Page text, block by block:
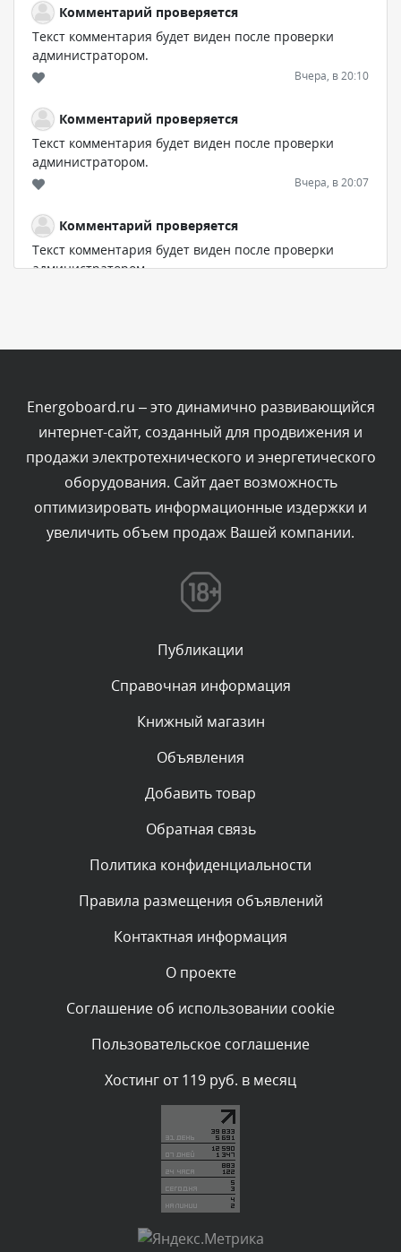
Комментарий проверяется
Текст комментария будет виден после проверки
администратором.
Вчера, в 20:10
Комментарий проверяется
Текст комментария будет виден после проверки
администратором.
Вчера, в 20:07
Комментарий проверяется
Текст комментария будет виден после проверки
администратором.
Комментарий проверяется
Текст комментария будет виден после проверки
администратором.
Вчера, в 12:52
Комментарий проверяется
Текст комментария будет виден после проверки
Комментарий проверяется
Текст комментария будет виден после проверки
администратором.
Комментарий проверяется
администратором.
Комментарий проверяется
администратором.
Комментарий проверяется
администратором.
Комментарий проверяется
Текст комментария будет виден после проверки
Комментарий проверяется
Текст комментария будет виден после проверки
администратором.
Energoboard.ru – это динамично развивающийся
интернет-сайт, созданный для продвижения и
продажи электротехнического и энергетического
оборудования. Сайт дает возможность
оптимизировать информационные издержки и
увеличить объем продаж Вашей компании.
Публикации
Справочная информация
Книжный магазин
Объявления
Добавить товар
Обратная связь
Политика конфиденциальности
Правила размещения объявлений
Контактная информация
О проекте
Соглашение об использовании cookie
Пользовательское соглашение
Хостинг от 119 руб. в месяц